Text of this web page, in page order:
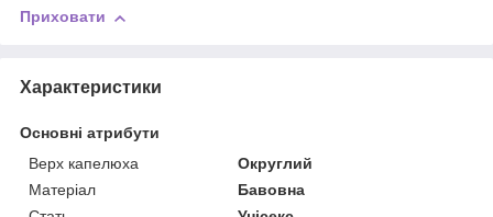
Приховати
Характеристики
Основні атрибути
Верх капелюха
Округлий
Матеріал
Бавовна